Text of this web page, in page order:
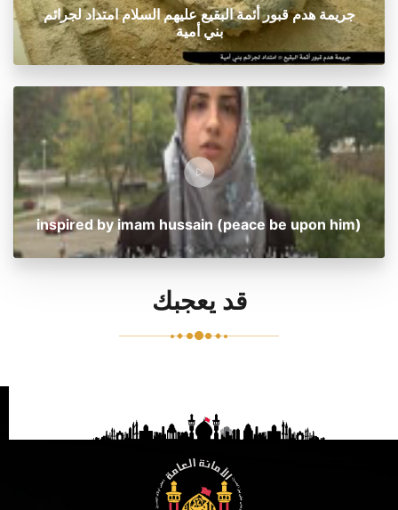
جريمة هدم قبور أئمة البقيع عليهم السلام امتداد لجرائم
بني أمية
inspired by imam hussain (peace be upon him)
قد يعجبك